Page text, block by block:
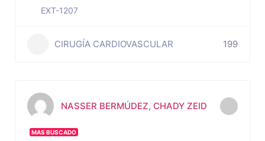
EXT-1207
CIRUGÍA CARDIOVASCULAR 199
NASSER BERMÚDEZ, CHADY ZEID
MAS BUSCADO